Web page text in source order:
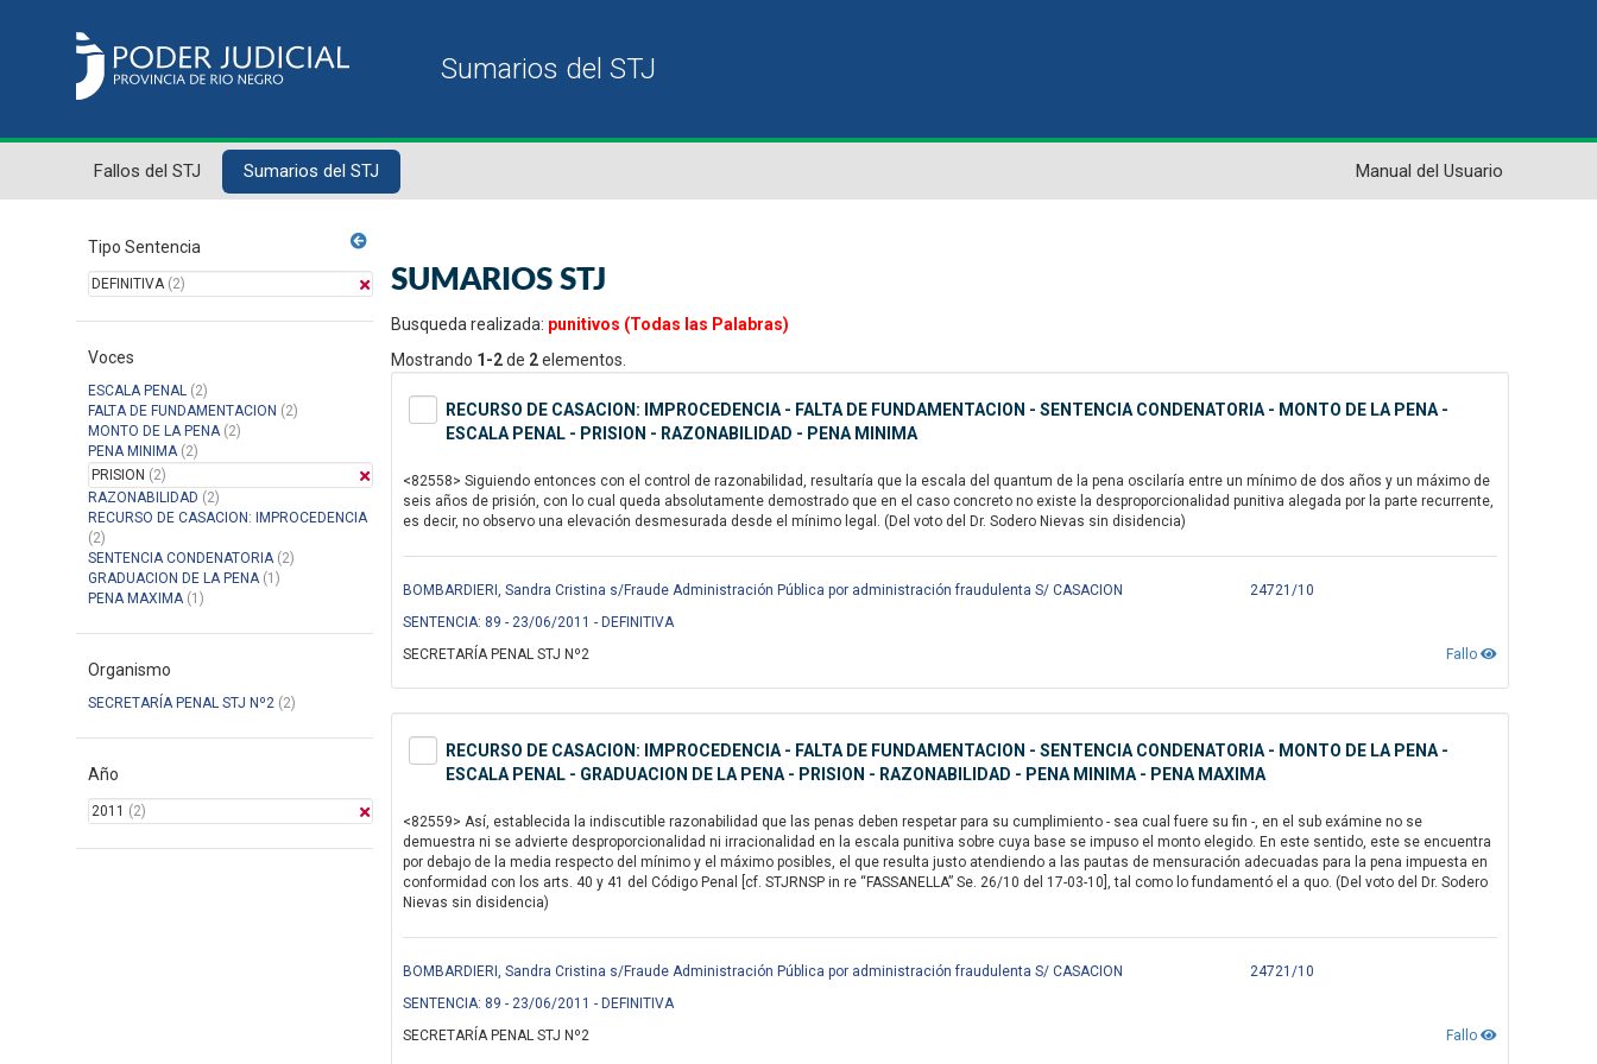
Fallos del STJ Sumarios del STJ Manual del Usuario
Tipo Sentencia
DEFINITIVA(2)
Voces
ESCALA PENAL (2)
FALTA DE FUNDAMENTACION (2)
MONTO DE LA PENA(2)
PENA MINIMA(2)
PRISION (2)
RAZONABILIDAD (2)
RECURSO DE CASACION: IMPROCEDENCIA
(2)
SENTENCIA CONDENATORIA(2)
GRADUACION DE LA PENA(1)
PENA MAXIMA(1)
Organismo
SECRETARÍA PENAL STJ Nº2 (2)
Año
2011 (2)
SUMARIOS STJ
Busqueda realizada: punitivos (Todas las Palabras)
Mostrando 1-2de 2elementos.
RECURSO DE CASACION: IMPROCEDENCIA - FALTA DE FUNDAMENTACION - SENTENCIA CONDENATORIA - MONTO DE LA PENA -
ESCALA PENAL - PRISION - RAZONABILIDAD - PENA MINIMA
<82558> Siguiendo entonces con el control de razonabilidad, resultaría que la escala del quantum de la pena oscilaría entre un mínimo de dos años y un máximo de
seis años de prisión, con lo cual queda absolutamente demostrado que en el caso concreto no existe la desproporcionalidad punitiva alegada por la parte recurrente,
es decir, no observo una elevación desmesurada desde el mínimo legal. (Del voto del Dr. Sodero Nievas sin disidencia)
BOMBARDIERI, Sandra Cristina s/Fraude Administración Pública por administración fraudulenta S/ CASACION
24721/10
SENTENCIA: 89 - 23/06/2011 - DEFINITIVA
Fallo
SECRETARÍA PENAL STJ Nº2
RECURSO DE CASACION: IMPROCEDENCIA - FALTA DE FUNDAMENTACION - SENTENCIA CONDENATORIA - MONTO DE LA PENA -
ESCALA PENAL - GRADUACION DE LA PENA - PRISION - RAZONABILIDAD - PENA MINIMA - PENA MAXIMA
<82559> Así, establecida la indiscutible razonabilidad que las penas deben respetar para su cumplimiento - sea cual fuere su fin -, en el sub exámine no se
demuestra ni se advierte desproporcionalidad ni irracionalidad en la escala punitiva sobre cuya base se impuso el monto elegido. En este sentido, este se encuentra
por debajo de la media respecto del mínimo y el máximo posibles, el que resulta justo atendiendo a las pautas de mensuración adecuadas para la pena impuesta en
conformidad con los arts. 40 y 41 del Código Penal [cf. STJRNSP in re “FASSANELLA” Se. 26/10 del 17-03-10], tal como lo fundamentó el a quo. (Del voto del Dr. Sodero
Nievas sin disidencia)
BOMBARDIERI, Sandra Cristina s/Fraude Administración Pública por administración fraudulenta S/ CASACION
24721/10
SENTENCIA: 89 - 23/06/2011 - DEFINITIVA
Fallo
SECRETARÍA PENAL STJ Nº2